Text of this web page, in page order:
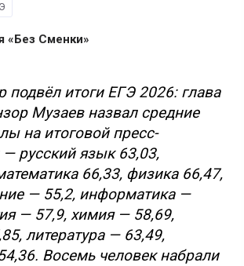
«Без Сменки»
подвёл итоги ЕГЭ 2026: глава
Музаев назвал средние
на итоговой пресс-
русский язык 63,03,
66,33, физика 66,47,
— 55,2, информатика —
— 57,9, химия — 58,69,
литература — 63,49,
Восемь человек набрали